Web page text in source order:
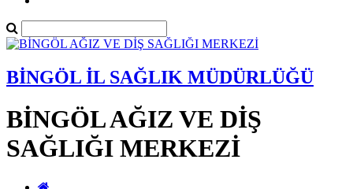
BİNGÖL İL SAĞLIK MÜDÜRLÜĞÜ
BİNGÖL AĞIZ VE DİŞ
SAĞLIĞI MERKEZİ